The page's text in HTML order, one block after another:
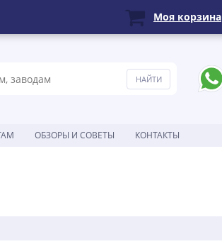
ОБЗОРЫ И СОВЕТЫ КОНТАКТЫ
Моя корзина